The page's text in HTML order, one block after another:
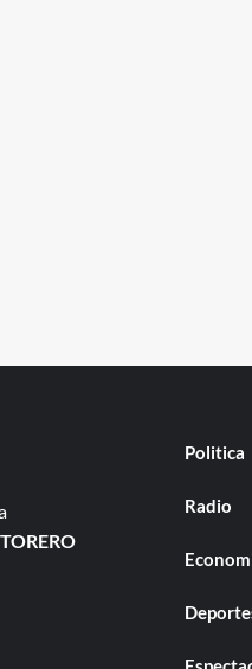
Politica
Radio